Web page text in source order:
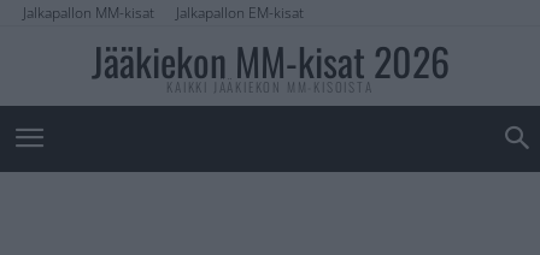
Jalkapallon MM-kisat Jalkapallon EM-kisat
Jääkiekon MM-kisat 2026
KAIKKI JÄÄKIEKON MM-KISOISTA